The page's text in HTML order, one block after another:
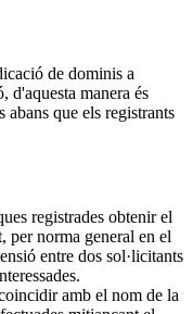
de dominis a
d'aquesta manera és
que els registrants
registrades obtenir el
per norma general en el
entre dos sol·licitants
amb el nom de la